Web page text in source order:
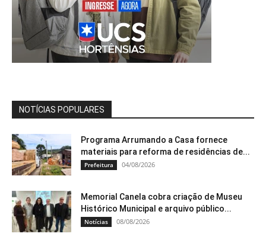
NOTÍCIAS POPULARES
Programa Arrumando a Casa fornece
materiais para reforma de residências de...
Prefeitura 04/08/2026
Memorial Canela cobra criação de Museu
Histórico Municipal e arquivo público...
Notícias 08/08/2026